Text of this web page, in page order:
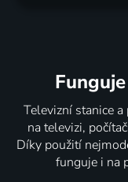
Televizní stanice
na televizi,
Díky použití
funguje i na